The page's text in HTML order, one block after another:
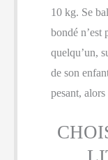
10 kg. Se
bondé n’est
quelqu’un,
de son
pesant,